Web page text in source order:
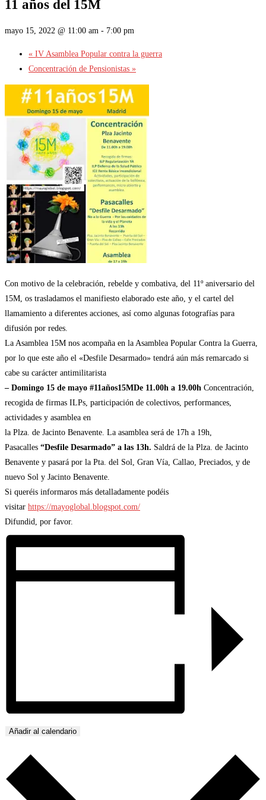
11 años del 15M
mayo 15, 2022 @ 11:00 am - 7:00 pm
« IV Asamblea Popular contra la guerra
Concentración de Pensionistas »
Con motivo de la celebración, rebelde y combativa, del 11º aniversario del
15M, os trasladamos el manifiesto elaborado este año, y el cartel del
llamamiento a diferentes acciones, así como algunas fotografías para
difusión por redes.
La Asamblea 15M nos acompaña en la Asamblea Popular Contra la Guerra,
por lo que este año el «Desfile Desarmado» tendrá aún más remarcado si
cabe su carácter antimilitarista
– Domingo 15 de mayo #11años15MDe 11.00h a 19.00h Concentración,
recogida de firmas ILPs, participación de colectivos, performances,
actividades y asamblea en
la Plza. de Jacinto Benavente. La asamblea será de 17h a 19h,
Pasacalles “Desfile Desarmado” a las 13h. Saldrá de la Plza. de Jacinto
Benavente y pasará por la Pta. del Sol, Gran Vía, Callao, Preciados, y de
nuevo Sol y Jacinto Benavente.
Si queréis informaros más detalladamente podéis
visitar https://mayoglobal.blogspot.com/
Difundid, por favor.
Añadir al calendario